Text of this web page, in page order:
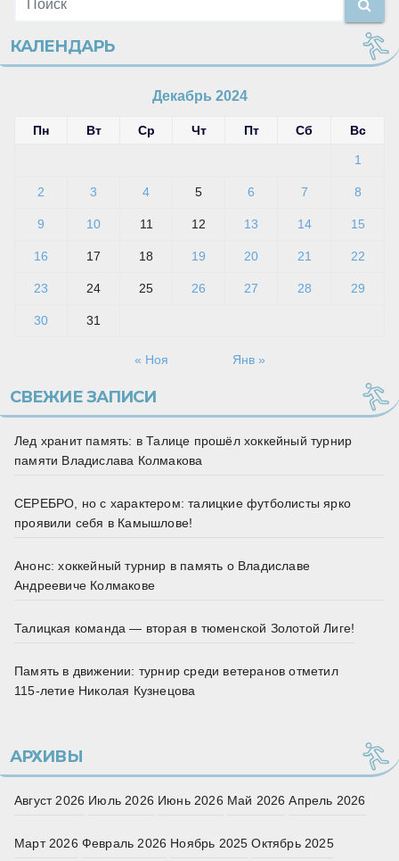
КАЛЕНДАРЬ
Декабрь 2024
Пн Вт Ср Чт Пт Сб Вс
1
2 3 4 5 6 7 8
9 10 11 12 13 14 15
16 17 18 19 20 21 22
23 24 25 26 27 28 29
30 31
« Ноя Янв »
СВЕЖИЕ ЗАПИСИ
Лед хранит память: в Талице прошёл хоккейный турнир
памяти Владислава Колмакова
СЕРЕБРО, но с характером: талицкие футболисты ярко
проявили себя в Камышлове!
Анонс: хоккейный турнир в память о Владиславе
Андреевиче Колмакове
Талицкая команда — вторая в тюменской Золотой Лиге!
Память в движении: турнир среди ветеранов отметил
115‑летие Николая Кузнецова
АРХИВЫ
Август 2026 Июль 2026 Июнь 2026 Май 2026 Апрель 2026
Март 2026 Февраль 2026 Ноябрь 2025 Октябрь 2025